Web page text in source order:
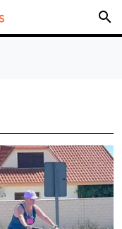
search